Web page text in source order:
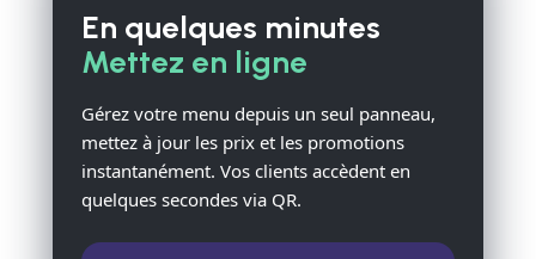
En quelques minutes
Mettez en ligne
Gérez votre menu depuis un seul panneau,
mettez à jour les prix et les promotions
instantanément. Vos clients accèdent en
quelques secondes via QR.